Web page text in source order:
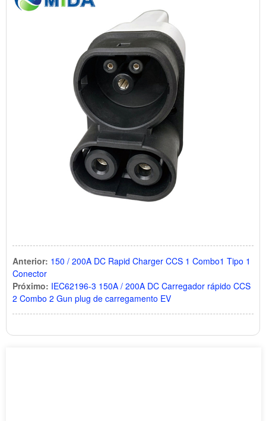
Anterior: 150 / 200A DC Rapid Charger CCS 1 Combo1 Tipo 1
Conector
Próximo: IEC62196-3 150A / 200A DC Carregador rápido CCS
2 Combo 2 Gun plug de carregamento EV